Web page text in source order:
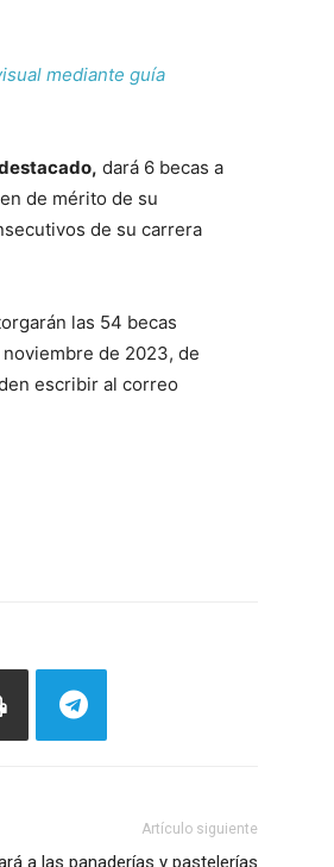
mediante guía
dará 6 becas a
de mérito de su
de su carrera
las 54 becas
de 2023, de
escribir al correo
Artículo siguiente
a las panaderías y pastelerías